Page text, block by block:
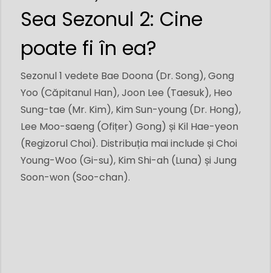
Sea Sezonul 2: Cine
poate fi în ea?
Sezonul 1 vedete Bae Doona (Dr. Song), Gong
Yoo (Căpitanul Han), Joon Lee (Taesuk), Heo
Sung-tae (Mr. Kim), Kim Sun-young (Dr. Hong),
Lee Moo-saeng (Ofițer) Gong) și Kil Hae-yeon
(Regizorul Choi). Distribuția mai include și Choi
Young-Woo (Gi-su), Kim Shi-ah (Luna) și Jung
Soon-won (Soo-chan).